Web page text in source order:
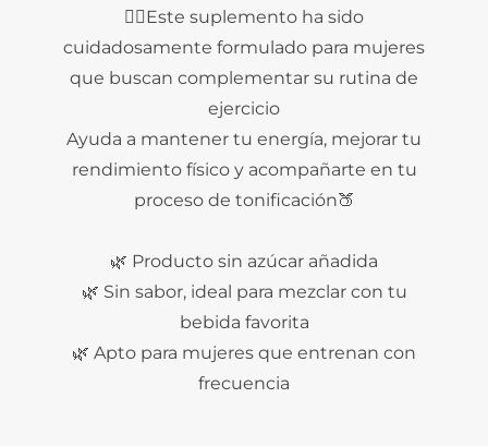
🏋️‍♀️Este suplemento ha sido
cuidadosamente formulado para mujeres
que buscan complementar su rutina de
ejercicio
Ayuda a mantener tu energía, mejorar tu
rendimiento físico y acompañarte en tu
proceso de tonificación🍑
🌿 Producto sin azúcar añadida
🌿 Sin sabor, ideal para mezclar con tu
bebida favorita
🌿 Apto para mujeres que entrenan con
frecuencia